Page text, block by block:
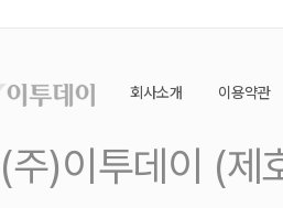
회사소개 이용약관
(주)이투데이 (